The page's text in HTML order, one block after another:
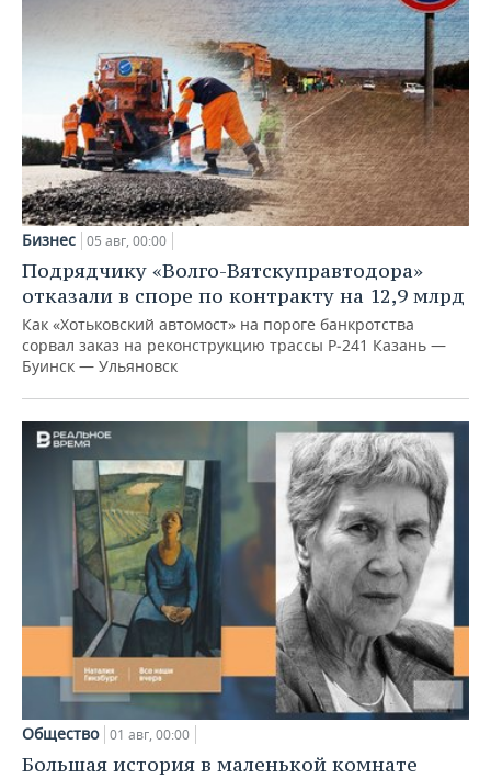
Бизнес 05 авг, 00:00
Подрядчику «Волго-Вятскуправтодора»
отказали в споре по контракту на 12,9 млрд
Как «Хотьковский автомост» на пороге банкротства
сорвал заказ на реконструкцию трассы Р‑241 Казань —
Буинск — Ульяновск
Общество 01 авг, 00:00
Большая история в маленькой комнате